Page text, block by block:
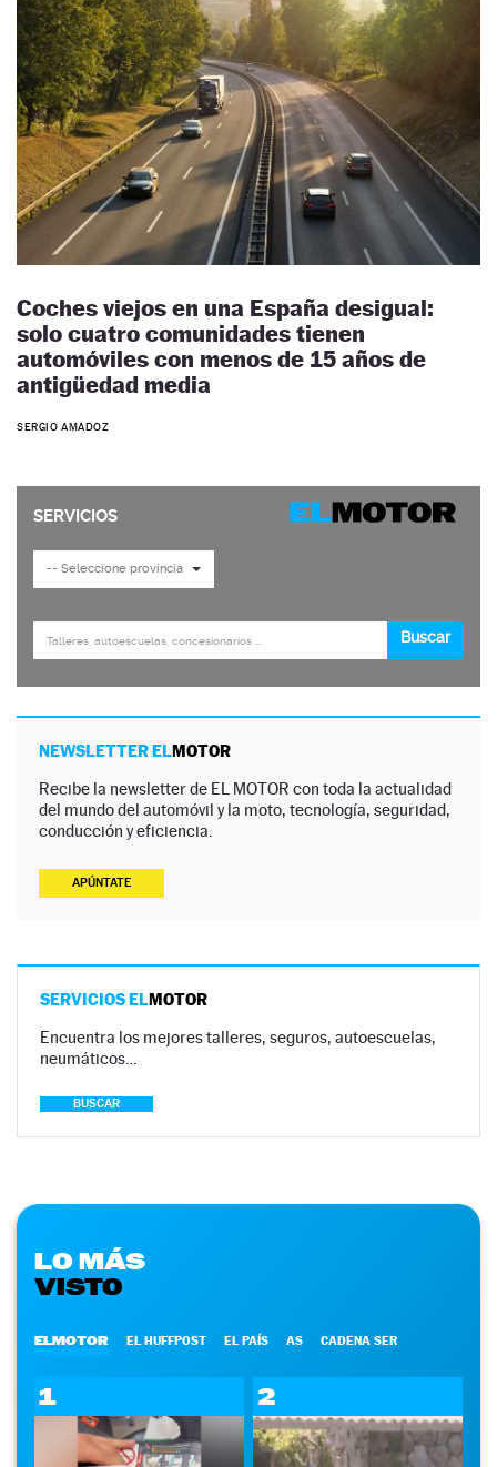
Coches viejos en una España desigual:
solo cuatro comunidades tienen
automóviles con menos de 15 años de
antigüedad media
SERGIO AMADOZ
NEWSLETTER ELMOTOR
Recibe la newsletter de EL MOTOR con toda la actualidad
del mundo del automóvil y la moto, tecnología, seguridad,
conducción y eficiencia.
APÚNTATE
SERVICIOS ELMOTOR
Encuentra los mejores talleres, seguros, autoescuelas,
neumáticos…
BUSCAR
LO MÁS
VISTO
ELMOTOR EL HUFFPOST EL PAÍS AS CADENA SER
1 2